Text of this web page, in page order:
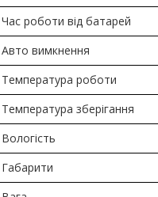
Час роботи від батарей
Авто вимкнення
Температура роботи
Температура зберігання
Вологість
Габарити